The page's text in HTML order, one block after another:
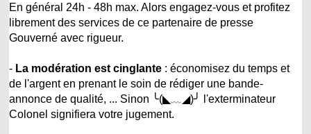
En général 24h - 48h max. Alors engagez-vous et profitez
librement des services de ce partenaire de presse
Gouverné avec rigueur.
- La modération est cinglante : économisez du temps et
de l'argent en prenant le soin de rédiger une bande-
annonce de qualité, ... Sinon ╰(◣﹏◢)╯ l'exterminateur
Colonel signifiera votre jugement.